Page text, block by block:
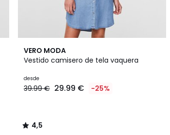
VERO MODA
Vestido camisero de tela vaquera
desde
39.99 € 29.99 € -25%
4,5
/ 5
4,5
/